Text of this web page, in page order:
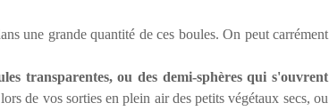
une grande quantité de ces boules. On peut carrément
transparentes, ou des demi-sphères qui s'ouvrent
de vos sorties en plein air des petits végétaux secs, ou